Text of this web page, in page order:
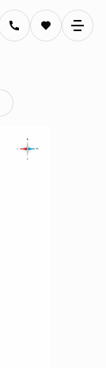
8 000 000 руб.